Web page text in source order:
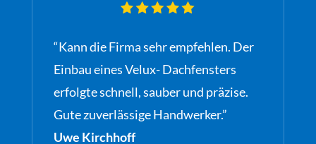
“Kann die Firma sehr empfehlen. Der
Einbau eines Velux- Dachfensters
erfolgte schnell, sauber und präzise.
Gute zuverlässige Handwerker.”
Uwe Kirchhoff